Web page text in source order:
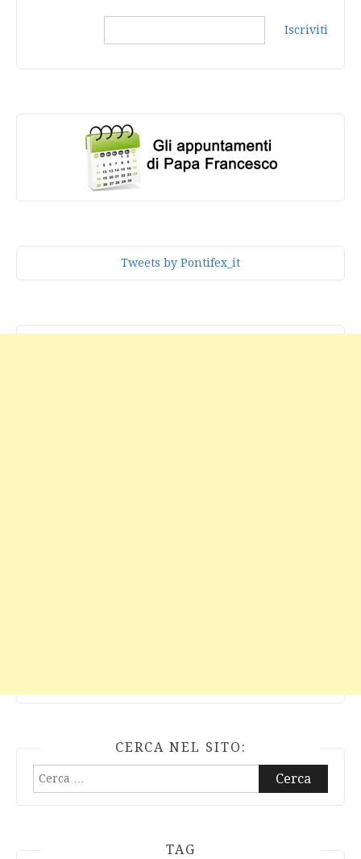
Iscriviti
Tweets by Pontifex_it
CERCA NEL SITO:
Ricerca
per:
TAG